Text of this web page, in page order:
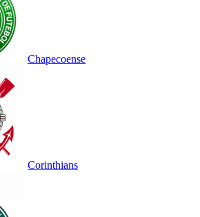
Chapecoense
Corinthians